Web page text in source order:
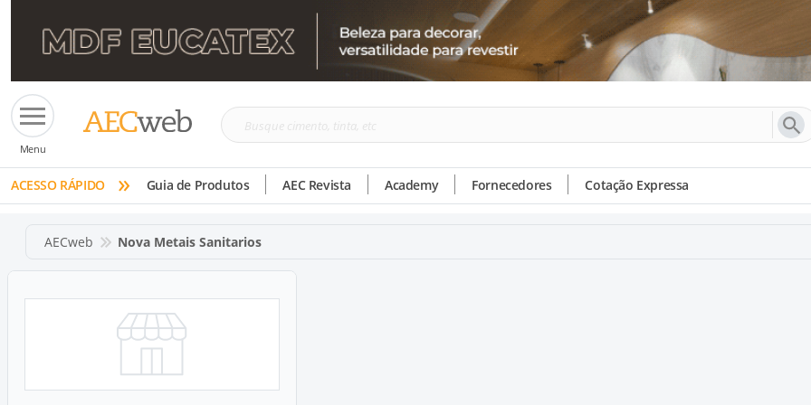
Menu
Busque
tinta,
etc
ACESSO RÁPIDO » Guia de Produtos AEC Revista Academy Fornecedores Cotação Expressa
AECweb Nova Metais Sanitarios